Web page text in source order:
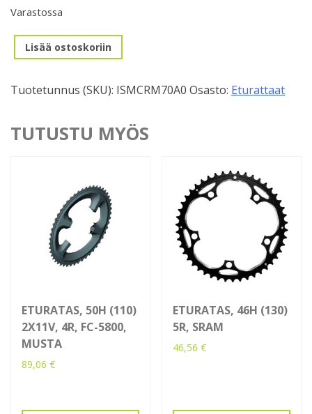
Varastossa
Eturatas,
30H
FC-
1
määrä
Lisää ostoskoriin
Tuotetunnus (SKU): ISMCRM70A0 Osasto: Eturattaat
TUTUSTU MYÖS
ETURATAS, 50H (110)
2X11V, 4R, FC-5800,
MUSTA
89,06 €
ETURATAS, 46H (130)
5R, SRAM
46,56€